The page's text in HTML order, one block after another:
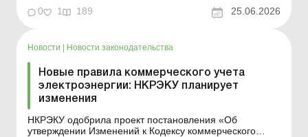
именно изменится в этой сфере с 03.08.2026. Для
производителей, импортеров и продавцов
действовать законодательные изме...
0 1 189 25.06.2026
Новости | Новости законодательства
Новые правила коммерческого учета
электроэнергии: НКРЭКУ планирует
изменения
НКРЭКУ одобрила проект постановления «Об
утверждении Изменений к Кодексу коммерческого